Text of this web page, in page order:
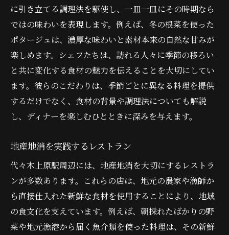
に引き立てる調理法を駆使し、一皿一皿にその時期なら
ではの味わいを表現します。例えば、冬の根菜を使った
ポタージュは、濃厚な味わいと素材本来の自然な甘みが
楽しめます。シェフたちは、訪れる人々に季節の移ろい
と共に変化する食材の魅力を伝えることを大切にしてい
ます。彼らのこだわりは、季節ごとに異なる料理を提供
するだけでなく、食材の背景や調理法についても解説
し、ディナーを楽しむひとときに深みを与えます。
地産地消を実践するレストラン
代々木上原駅周辺には、地産地消を大切にするレストラ
ンが多数あります。これらの店は、地元の農家や漁師か
ら直接仕入れた新鮮な食材を使用することにより、地域
の食文化を支えています。例えば、朝採れたばかりの野
菜や地元漁港から届く魚介類を使った料理は、その新鮮